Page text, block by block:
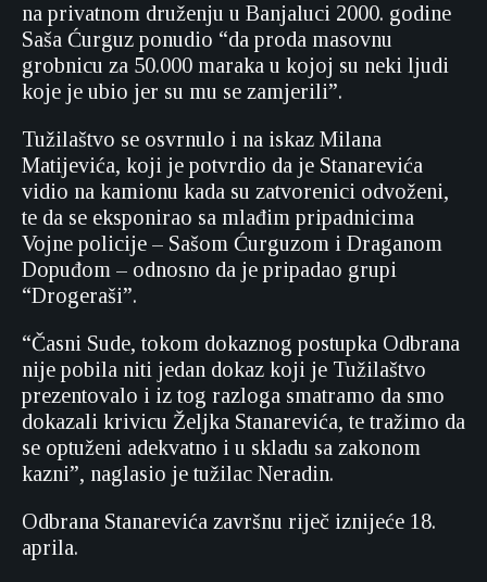
na privatnom druženju u Banjaluci 2000. godine
Saša Ćurguz ponudio “da proda masovnu
grobnicu za 50.000 maraka u kojoj su neki ljudi
koje je ubio jer su mu se zamjerili”.
Tužilaštvo se osvrnulo i na iskaz Milana
Matijevića, koji je potvrdio da je Stanarevića
vidio na kamionu kada su zatvorenici odvoženi,
te da se eksponirao sa mlađim pripadnicima
Vojne policije – Sašom Ćurguzom i Draganom
Dopuđom – odnosno da je pripadao grupi
“Drogeraši”.
“Časni Sude, tokom dokaznog postupka Odbrana
nije pobila niti jedan dokaz koji je Tužilaštvo
prezentovalo i iz tog razloga smatramo da smo
dokazali krivicu Željka Stanarevića, te tražimo da
se optuženi adekvatno i u skladu sa zakonom
kazni”, naglasio je tužilac Neradin.
Odbrana Stanarevića završnu riječ iznijeće 18.
aprila.